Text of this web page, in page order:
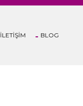
İLETIŞIM BLOG